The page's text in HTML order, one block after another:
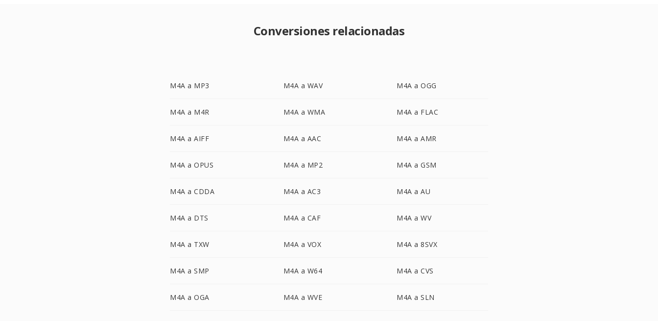
Conversiones relacionadas
M4A a MP3 M4A a WAV M4A a OGG
M4A a M4R M4A a WMA M4A a FLAC
M4A a AIFF M4A a AAC M4A a AMR
M4A a OPUS M4A a MP2 M4A a GSM
M4A a CDDA M4A a AC3 M4A a AU
M4A a DTS M4A a CAF M4A a WV
M4A a TXW M4A a VOX M4A a 8SVX
M4A a SMP M4A a W64 M4A a CVS
M4A a OGA M4A a WVE M4A a SLN